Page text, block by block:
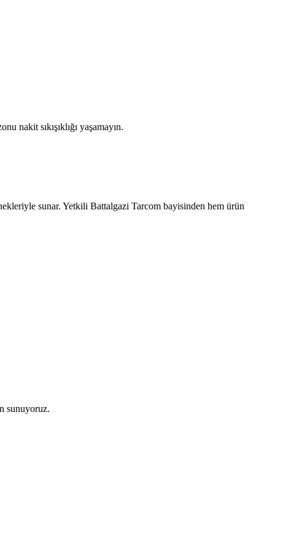
nakit sıkışıklığı yaşamayın.
sunar. Yetkili Battalgazi Tarcom bayisinden hem ürün
sunuyoruz.